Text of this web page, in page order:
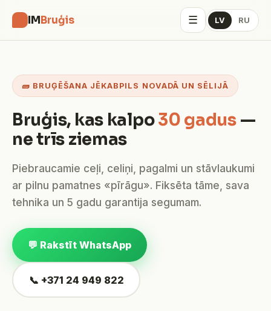
IMBruģis ☰ LV RU
🧱 BRUĢĒŠANA JĒKABPILS NOVADĀ UN SĒLIJĀ
Bruģis, kas kalpo30 gadus—
ne trīs ziemas
Piebraucamie ceļi, celiņi, pagalmi un stāvlaukumi
ar pilnu pamatnes «pīrāgu». Fiksēta tāme, sava
tehnika un 5 gadu garantija segumam.
💬 Rakstīt WhatsApp
📞 +371 24 949 822